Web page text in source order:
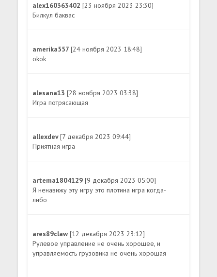
alex160363402[23 ноября 2023 23:30]
Билкул баквас
amerika557[24 ноября 2023 18:48]
okok
alesana13[28 ноября 2023 03:38]
Игра потрясающая
allexdev[7 декабря 2023 09:44]
Приятная игра
artema1804129[9 декабря 2023 05:00]
Я ненавижу эту игру это плотина игра когда-
либо
ares89claw[12 декабря 2023 23:12]
Рулевое управление не очень хорошее, и
управляемость грузовика не очень хорошая